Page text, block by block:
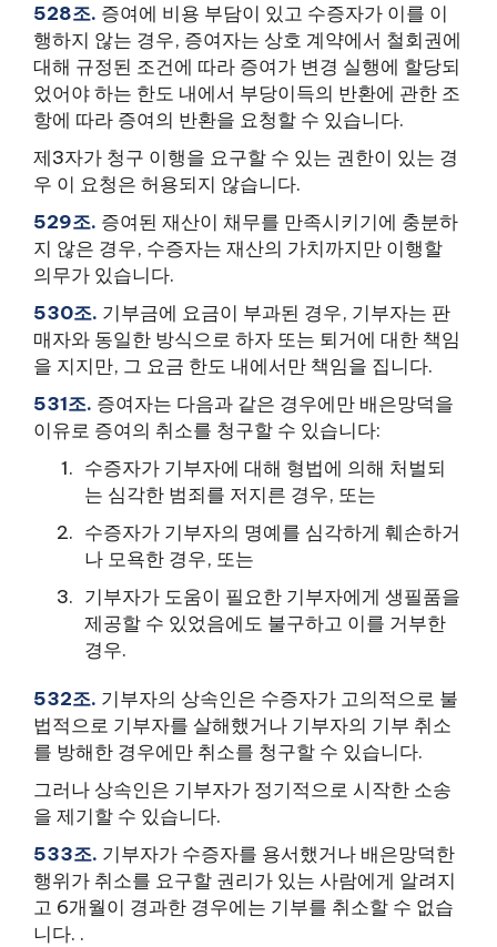
528조. 증여에 비용 부담이 있고 수증자가 이를 이
행하지 않는 경우, 증여자는 상호 계약에서 철회권에
대해 규정된 조건에 따라 증여가 변경 실행에 할당되
었어야 하는 한도 내에서 부당이득의 반환에 관한 조
항에 따라 증여의 반환을 요청할 수 있습니다.
제3자가 청구 이행을 요구할 수 있는 권한이 있는 경
우 이 요청은 허용되지 않습니다.
529조. 증여된 재산이 채무를 만족시키기에 충분하
지 않은 경우, 수증자는 재산의 가치까지만 이행할
의무가 있습니다.
530조. 기부금에 요금이 부과된 경우, 기부자는 판
매자와 동일한 방식으로 하자 또는 퇴거에 대한 책임
을 지지만, 그 요금 한도 내에서만 책임을 집니다.
531조. 증여자는 다음과 같은 경우에만 배은망덕을
이유로 증여의 취소를 청구할 수 있습니다:
수증자가 기부자에 대해 형법에 의해 처벌되
는 심각한 범죄를 저지른 경우, 또는
수증자가 기부자의 명예를 심각하게 훼손하거
나 모욕한 경우, 또는
기부자가 도움이 필요한 기부자에게 생필품을
제공할 수 있었음에도 불구하고 이를 거부한
경우.
532조. 기부자의 상속인은 수증자가 고의적으로 불
법적으로 기부자를 살해했거나 기부자의 기부 취소
를 방해한 경우에만 취소를 청구할 수 있습니다.
그러나 상속인은 기부자가 정기적으로 시작한 소송
을 제기할 수 있습니다.
533조. 기부자가 수증자를 용서했거나 배은망덕한
행위가 취소를 요구할 권리가 있는 사람에게 알려지
고 6개월이 경과한 경우에는 기부를 취소할 수 없습
니다. .